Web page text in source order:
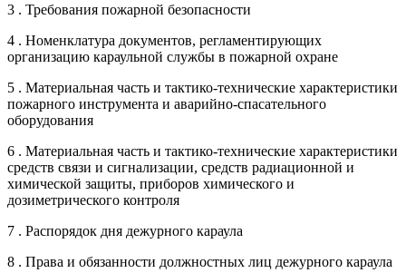
3 . Требования пожарной безопасности
4 . Номенклатура документов, регламентирующих
организацию караульной службы в пожарной охране
5 . Материальная часть и тактико-технические характеристики
пожарного инструмента и аварийно-спасательного
оборудования
6 . Материальная часть и тактико-технические характеристики
средств связи и сигнализации, средств радиационной и
химической защиты, приборов химического и
дозиметрического контроля
7 . Распорядок дня дежурного караула
8 . Права и обязанности должностных лиц дежурного караула